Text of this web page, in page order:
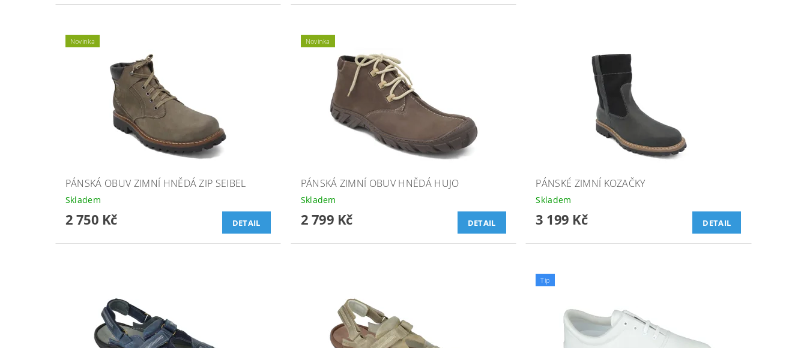
Novinka
PÁNSKÁ OBUV ZIMNÍ HNĚDÁ ZIP SEIBEL
Skladem
2 750 Kč DETAIL
Novinka
PÁNSKÁ ZIMNÍ OBUV HNĚDÁ HUJO
Skladem
2 799 Kč DETAIL
PÁNSKÉ ZIMNÍ KOZAČKY
Skladem
3 199 Kč DETAIL
Tip